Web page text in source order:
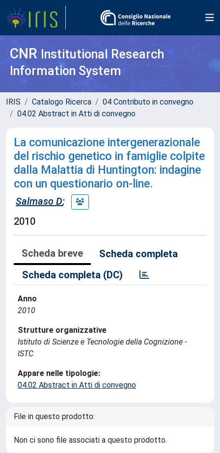
CNR Institutional Research
Information System
IRIS Catalogo Ricerca
04 Contributo in convegno
04.02 Abstract in Atti di convegno
La comunicazione intergenerazionale
del rischio genetico in famiglie colpite
dalla Malattia di Huntington: indagine
con un questionario on-line.
Salmaso D;
2010
Scheda breve
Scheda completa
Scheda completa (DC)
Anno
2010
Strutture organizzative
Istituto di Scienze e Tecnologie della Cognizione -
ISTC
Appare nelle tipologie:
04.02 Abstract in Atti di convegno
File in questo prodotto:
Non ci sono file associati a questo prodotto.